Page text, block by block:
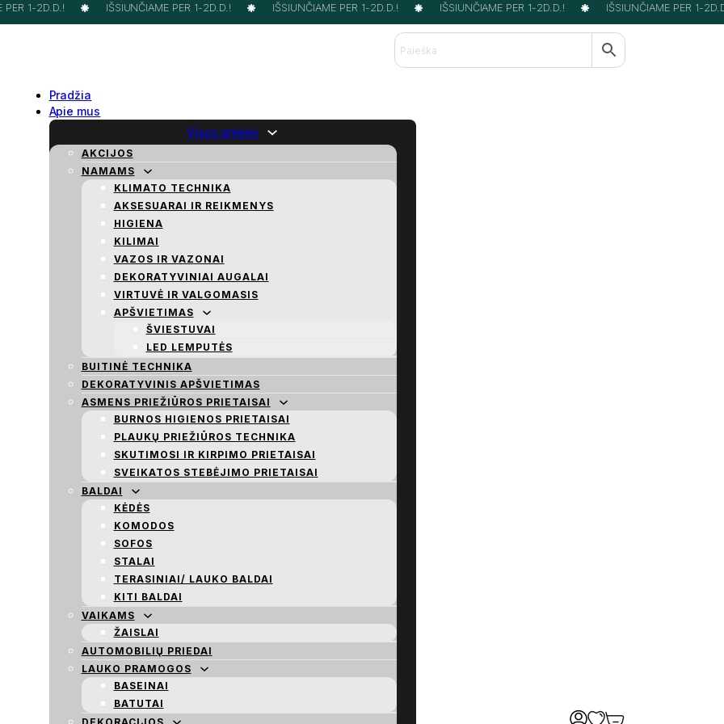
1-2D.D.! IŠSIUNČIAME PER 1-2D.D.! IŠSIUNČIAME PER 1-2D.D.! IŠSIUNČIAME PER 1-2D.D.! IŠSIUNČIAME PER 1-2D.D.!
Pradžia
Apie mus
Visos prekės
AKCIJOS
NAMAMS
KLIMATO TECHNIKA
AKSESUARAI IR REIKMENYS
HIGIENA
KILIMAI
VAZOS IR VAZONAI
DEKORATYVINIAI AUGALAI
VIRTUVĖ IR VALGOMASIS
APŠVIETIMAS
ŠVIESTUVAI
LED LEMPUTĖS
BUITINĖ TECHNIKA
DEKORATYVINIS APŠVIETIMAS
ASMENS PRIEŽIŪROS PRIETAISAI
BURNOS HIGIENOS PRIETAISAI
PLAUKŲ PRIEŽIŪROS TECHNIKA
SKUTIMOSI IR KIRPIMO PRIETAISAI
SVEIKATOS STEBĖJIMO PRIETAISAI
BALDAI
KĖDĖS
KOMODOS
SOFOS
STALAI
TERASINIAI/ LAUKO BALDAI
KITI BALDAI
VAIKAMS
ŽAISLAI
AUTOMOBILIŲ PRIEDAI
LAUKO PRAMOGOS
BASEINAI
BATUTAI